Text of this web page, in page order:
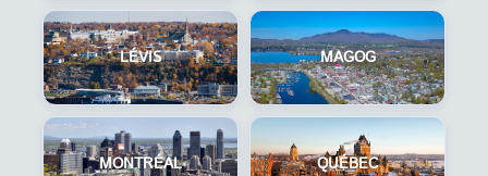
LÉVIS MAGOG
MONTRÉAL QUÉBEC